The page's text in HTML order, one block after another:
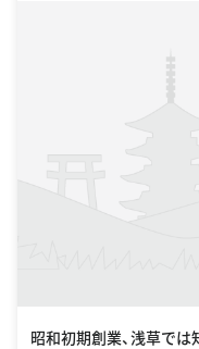
昭和初期創業、浅草で